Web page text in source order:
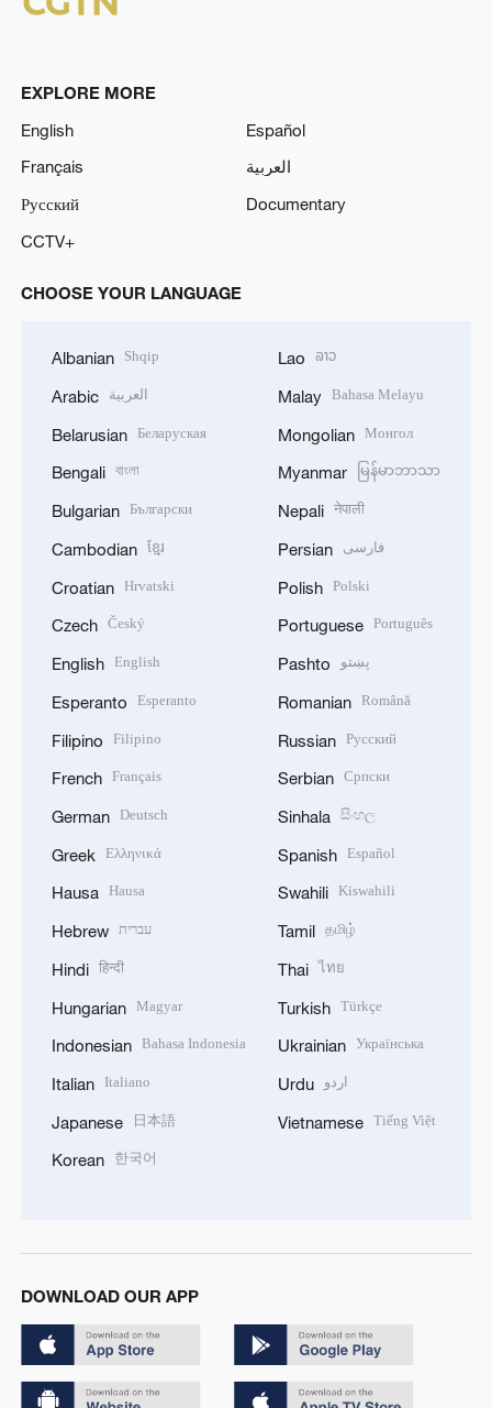
EXPLORE MORE
English
Español
Français
العربية
Русский
Documentary
CCTV+
CHOOSE YOUR LANGUAGE
Albanian Shqip
Arabic العربية
Belarusian Беларуская
Bengali বাংলা
Bulgarian Български
Cambodian ខ្មែរ
Croatian Hrvatski
Czech Český
English English
Esperanto Esperanto
Filipino Filipino
French Français
German Deutsch
Greek Ελληνικά
Hausa Hausa
Hebrew עברית
Hindi हिन्दी
Hungarian Magyar
Indonesian Bahasa Indonesia
Italian Italiano
Japanese 日本語
Korean 한국어
Lao ລາວ
Malay Bahasa Melayu
Mongolian Монгол
Myanmar မြန်မာဘာသာ
Nepali नेपाली
Persian فارسی
Polish Polski
Portuguese Português
Pashto پښتو
Romanian Română
Russian Русский
Serbian Српски
Sinhala සිංහල
Spanish Español
Swahili Kiswahili
Tamil தமிழ்
Thai ไทย
Turkish Türkçe
Ukrainian Українська
Urdu اردو
Vietnamese Tiếng Việt
DOWNLOAD OUR APP